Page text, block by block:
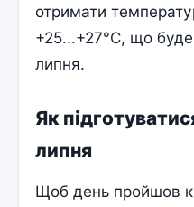
отримати
+25...+27°С, що
липня.
Як
липня
Щоб день пройшов